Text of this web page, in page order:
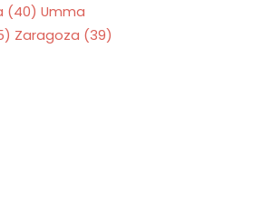
(40) Umma
Zaragoza (39)